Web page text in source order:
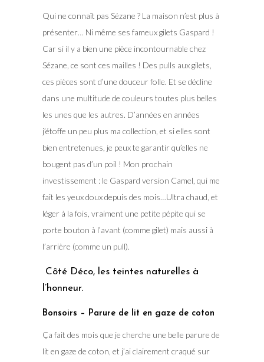
Qui ne connaît pas Sézane ? La maison n’est plus à
présenter… Ni même ses fameux gilets Gaspard !
Car si il y a bien une pièce incontournable chez
Sézane, ce sont ces mailles ! Des pulls aux gilets,
ces pièces sont d’une douceur folle. Et se décline
dans une multitude de couleurs toutes plus belles
les unes que les autres. D’années en années
j’étoffe un peu plus ma collection, et si elles sont
bien entretenues, je peux te garantir qu’elles ne
bougent pas d’un poil ! Mon prochain
investissement : le Gaspard version Camel, qui me
fait les yeux doux depuis des mois…Ultra chaud, et
léger à la fois, vraiment une petite pépite qui se
porte bouton à l’avant (comme gilet) mais aussi à
l’arrière (comme un pull).
Côté Déco, les teintes naturelles à
l’honneur.
Bonsoirs – Parure de lit en gaze de coton
Ça fait des mois que je cherche une belle parure de
lit en gaze de coton, et j’ai clairement craqué sur